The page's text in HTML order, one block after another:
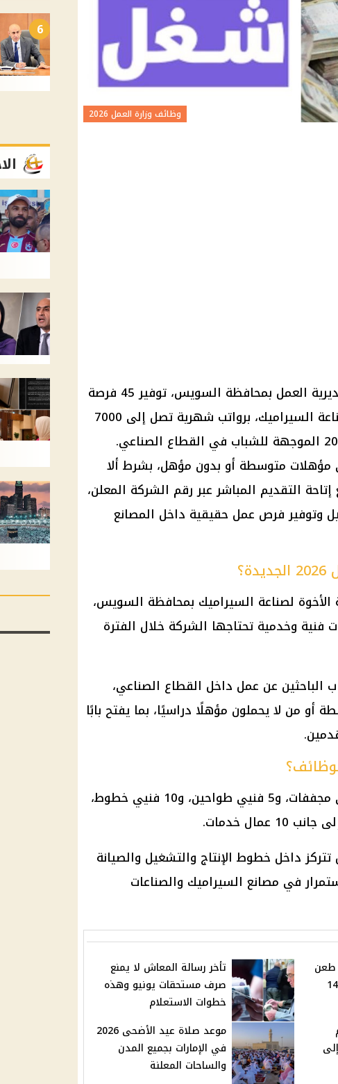
وظائف وزارة العمل 2026
أعلنت وزارة العمل، بالتنسيق مع مديرية العمل بمحافظة السويس، توفير 45 فرصة
عمل جديدة داخل شركة الأخوة لصناعة السيراميك، برواتب شهرية تصل إلى 7000
جنيه، ضمن وظائف وزارة العمل 2026 الموجهة للشباب في القطاع الصناعي.
متوسطة أو بدون مؤهل، بشرط ألا
على 40 عامًا، مع إتاحة التقديم المباشر عبر رقم الشركة المعلن،
وتوفير فرص عمل حقيقية داخل المصانع
لصناعة السيراميك بمحافظة السويس،
فنية وخدمية تحتاجها الشركة خلال الفترة
عن عمل داخل القطاع الصناعي،
من لا يحملون مؤهلًا دراسيًا، بما يفتح بابًا
تشمل الوظائف المطلوبة 10 فنيي مجففات، و5 فنيي طواحين، و10 فنيي خطوط،
داخل خطوط الإنتاج والتشغيل والصيانة
في مصانع السيراميك والصناعات
طعن
قانون الإيجار القديم في 14
تأخر رسالة المعاش لا يمنع
صرف مستحقات يونيو وهذه
خطوات الاستعلام
موعد صلاة عيد الأضحى 2026
في الإمارات بجميع المدن
والساحات المعلنة
6